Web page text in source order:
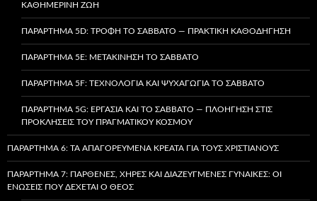
ΚΑΘΗΜΕΡΙΝΉ ΖΩΉ
ΠΑΡΆΡΤΗΜΑ 5D: ΤΡΟΦΉ ΤΟ ΣΆΒΒΑΤΟ — ΠΡΑΚΤΙΚΉ ΚΑΘΟΔΉΓΗΣΗ
ΠΑΡΆΡΤΗΜΑ 5E: ΜΕΤΑΚΊΝΗΣΗ ΤΟ ΣΆΒΒΑΤΟ
ΠΑΡΆΡΤΗΜΑ 5F: ΤΕΧΝΟΛΟΓΊΑ ΚΑΙ ΨΥΧΑΓΩΓΊΑ ΤΟ ΣΆΒΒΑΤΟ
ΠΑΡΆΡΤΗΜΑ 5G: ΕΡΓΑΣΊΑ ΚΑΙ ΤΟ ΣΆΒΒΑΤΟ — ΠΛΟΉΓΗΣΗ ΣΤΙΣ
ΠΡΟΚΛΉΣΕΙΣ ΤΟΥ ΠΡΑΓΜΑΤΙΚΟΎ ΚΌΣΜΟΥ
ΠΑΡΆΡΤΗΜΑ 6: ΤΑ ΑΠΑΓΟΡΕΥΜΈΝΑ ΚΡΈΑΤΑ ΓΙΑ ΤΟΥΣ ΧΡΙΣΤΙΑΝΟΎΣ
ΠΑΡΆΡΤΗΜΑ 7: ΠΑΡΘΈΝΕΣ, ΧΉΡΕΣ ΚΑΙ ΔΙΑΖΕΥΓΜΈΝΕΣ ΓΥΝΑΊΚΕΣ: ΟΙ
ΕΝΏΣΕΙΣ ΠΟΥ ΔΈΧΕΤΑΙ Ο ΘΕΌΣ